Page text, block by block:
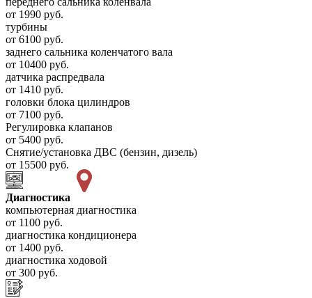
от 1990 руб.
турбины
от 6100 руб.
заднего сальника коленчатого вала
от 10400 руб.
датчика распредвала
от 1410 руб.
головки блока цилиндров
от 7100 руб.
Регулировка клапанов
от 5400 руб.
Снятие/установка ДВС (бензин, дизель)
от 15500 руб.
Диагностика
компьютерная диагностика
от 1100 руб.
диагностика кондиционера
от 1400 руб.
диагностика ходовой
от 300 руб.